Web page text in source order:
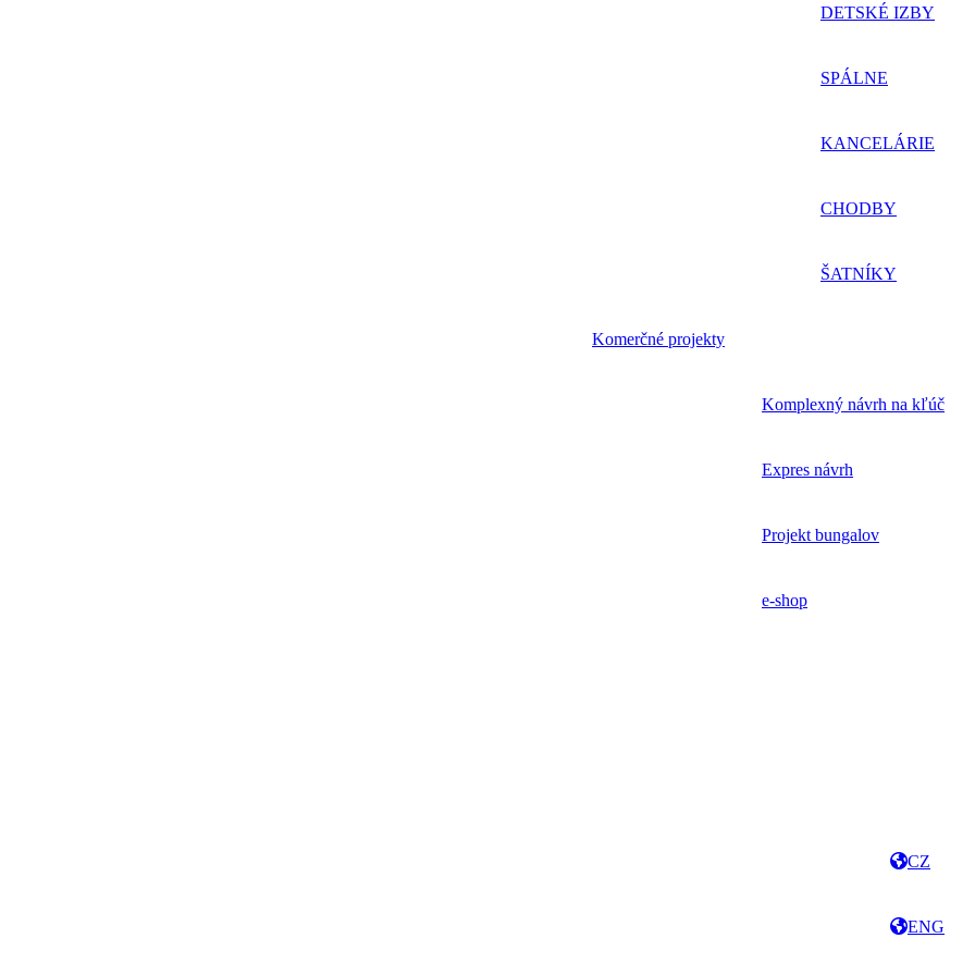
DETSKÉ IZBY
SPÁLNE
KANCELÁRIE
CHODBY
ŠATNÍKY
Komerčné projekty
Komplexný návrh na kľúč
Expres návrh
Projekt bungalov
e-shop
CZ
ENG